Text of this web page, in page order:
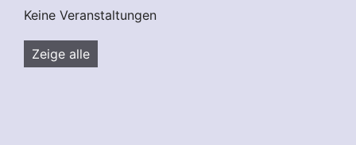
Keine Veranstaltungen
Zeige alle